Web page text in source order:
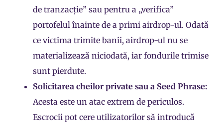
de tranzacție” sau pentru a „verifica”
portofelul înainte de a primi airdrop-ul. Odată
ce victima trimite banii, airdrop-ul nu se
materializează niciodată, iar fondurile trimise
sunt pierdute.
Solicitarea cheilor private sau a Seed Phrase:
Acesta este un atac extrem de periculos.
Escrocii pot cere utilizatorilor să introducă